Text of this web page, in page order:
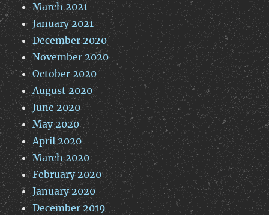
March 2021
January 2021
December 2020
November 2020
October 2020
August 2020
June 2020
May 2020
April 2020
March 2020
February 2020
January 2020
December 2019